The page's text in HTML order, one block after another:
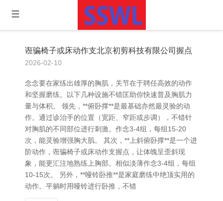
诳骗椅子或床动作支北京初剪科技有限公司握点
2026-02-10
念念要在家练出雄厚的胸肌，关节在于聘任高效的动作
和坚握磨练。以下几种设施不错匡助你快速普及胸肌力
量与体积。 领先，**俯卧撑**是最基础亦然最灵验的动
作。通过诊治手的位置（宽距、窄距或步调），不错针
对胸肌的不同部位进行刺激。作念3-4组，每组15-20
次，能灵验增强胸大肌。 其次，**上斜俯卧撑**是一个进
阶动作，诳骗椅子或床动作支握点，让体魄呈歪斜现
象，能更汇注地熟练上胸部。相似淡薄作念3-4组，每组
10-15次。 另外，**哑铃卧推**是家庭磨练中绝顶实用的
动作。平躺时用哑铃进行卧推，不错